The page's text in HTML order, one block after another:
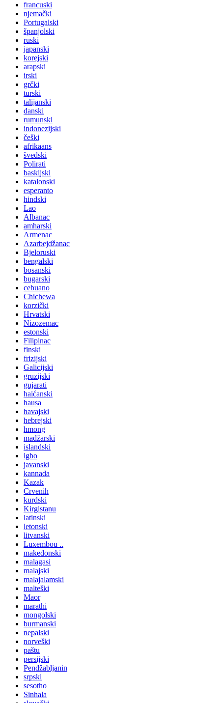
francuski
njemački
Portugalski
španjolski
ruski
japanski
korejski
arapski
irski
grčki
turski
talijanski
danski
rumunski
indonezijski
češki
afrikaans
švedski
Polirati
baskijski
katalonski
esperanto
hindski
Lao
Albanac
amharski
Armenac
Azarbejdžanac
Bjeloruski
bengalski
bosanski
bugarski
cebuano
Chichewa
korzički
Hrvatski
Nizozemac
estonski
Filipinac
finski
frizijski
Galicijski
gruzijski
gujarati
haićanski
hausa
havajski
hebrejski
hmong
madžarski
islandski
igbo
javanski
kannada
Kazak
Crvenih
kurdski
Kirgistanu
latinski
letonski
litvanski
Luxembou ..
makedonski
malagasi
malajski
malajalamski
malteški
Maor
marathi
mongolski
burmanski
nepalski
norveški
paštu
persijski
Pendžabljanin
srpski
sesotho
Sinhala